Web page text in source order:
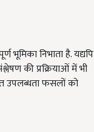
भूमिका निभाता है. यद्यपि
की प्रक्रियाओं में भी
उपलब्धता फसलों को